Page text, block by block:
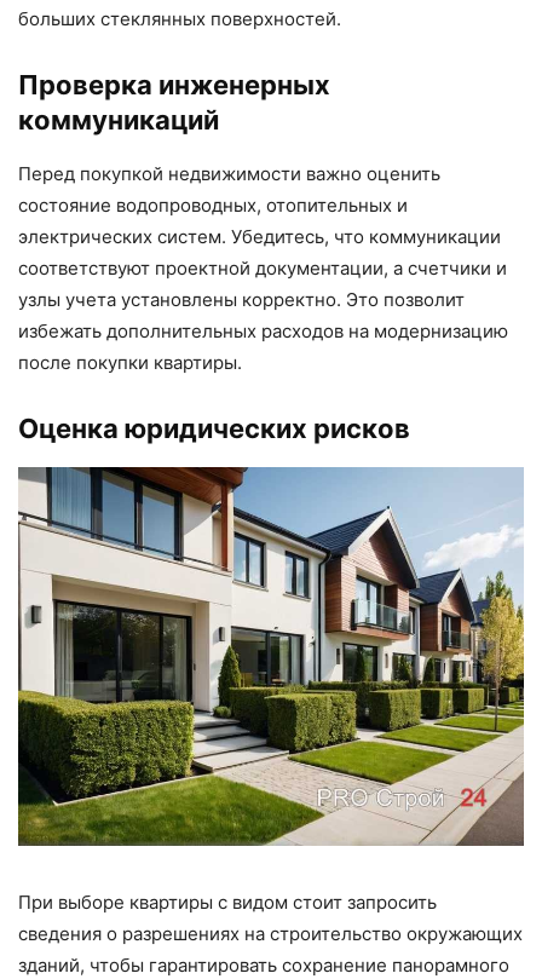
больших стеклянных поверхностей.
Проверка инженерных
коммуникаций
Перед покупкой недвижимости важно оценить
состояние водопроводных, отопительных и
электрических систем. Убедитесь, что коммуникации
соответствуют проектной документации, а счетчики и
узлы учета установлены корректно. Это позволит
избежать дополнительных расходов на модернизацию
после покупки квартиры.
Оценка юридических рисков
При выборе квартиры с видом стоит запросить
сведения о разрешениях на строительство окружающих
зданий, чтобы гарантировать сохранение панорамного